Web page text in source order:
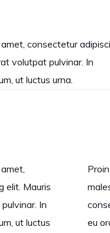
consectetur
volutpat pulvinar. In
ut luctus urna.
elit. Mauris
In
ut luctus
eu